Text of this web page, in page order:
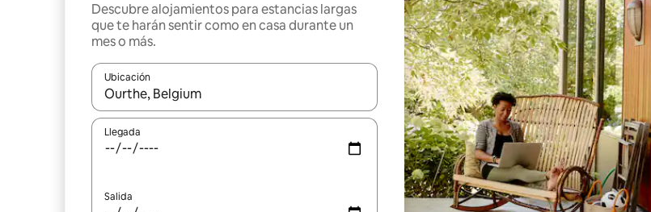
Descubre alojamientos para estancias largas
que te harán sentir como en casa durante un
mes o más.
Ubicación
Cuando los resultados estén disponibles, podrás navegar usando las teclas de las flechas hacia arriba y
Llegada
Salida